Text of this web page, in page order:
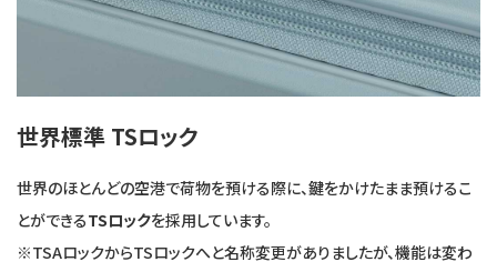
世界標準 TSロック
世界のほとんどの空港で荷物を預ける際に、鍵をかけたまま預けるこ
とができるTSロックを採用しています。
※TSAロックからTSロックへと名称変更がありましたが、機能は変わ